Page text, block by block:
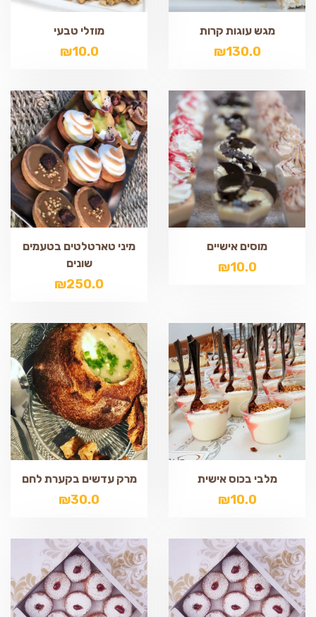
מגש עוגות קרות
₪130.0
מוזלי טבעי
₪10.0
מוסים אישיים
₪10.0
מיני טארטלטים בטעמים
שונים
₪250.0
מלבי בכוס אישית
₪10.0
מרק עדשים בקערת לחם
₪30.0